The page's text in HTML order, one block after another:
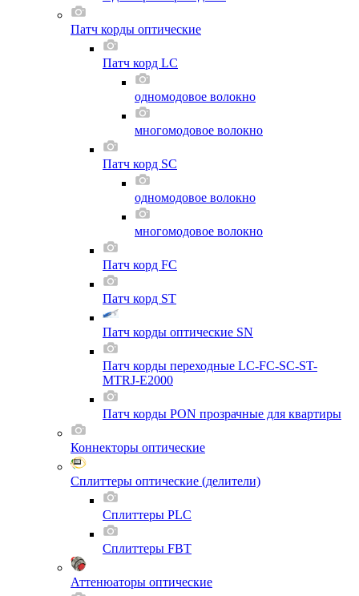
Патч корды оптические
Патч корд LC
одномодовое волокно
многомодовое волокно
Патч корд SC
одномодовое волокно
многомодовое волокно
Патч корд FC
Патч корд ST
Патч корды оптические SN
Патч корды переходные LC-FC-SC-ST-
MTRJ-E2000
Патч корды PON прозрачные для квартиры
Коннекторы оптические
Сплиттеры оптические (делители)
Сплиттеры PLC
Сплиттеры FBT
Аттенюаторы оптические